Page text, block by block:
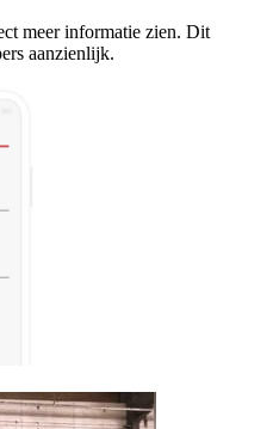
meer informatie zien. Dit
aanzienlijk.